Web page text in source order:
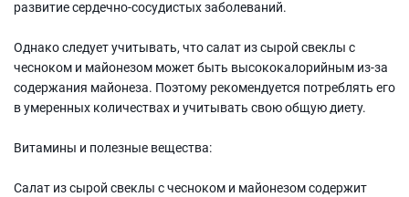
развитие сердечно-сосудистых заболеваний.
Однако следует учитывать, что салат из сырой свеклы с
чесноком и майонезом может быть высококалорийным из-за
содержания майонеза. Поэтому рекомендуется потреблять его
в умеренных количествах и учитывать свою общую диету.
Витамины и полезные вещества:
Салат из сырой свеклы с чесноком и майонезом содержит